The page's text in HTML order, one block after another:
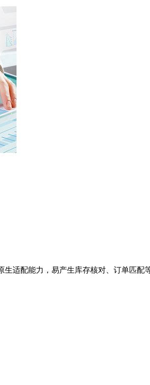
适配能力，易产生库存核对、订单匹